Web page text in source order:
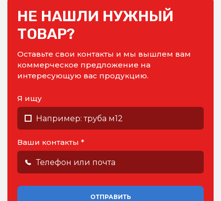
НЕ НАШЛИ НУЖНЫЙ
ТОВАР?
Оставьте свои контакты и мы вышлем вам
коммерческое предложение на
интересующую вас продукцию.
Я ищу
Ваши контакты *
ОТПРАВИТЬ